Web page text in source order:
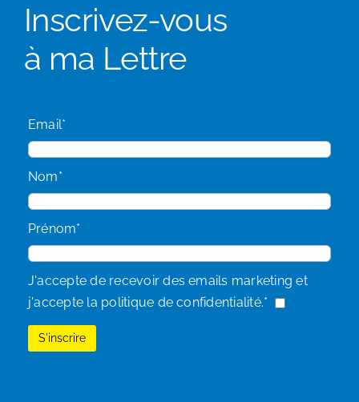
Inscrivez-vous
à ma Lettre
Email*
Nom*
Prénom*
J'accepte de recevoir des emails marketing et
j'accepte la politique de confidentialité.*